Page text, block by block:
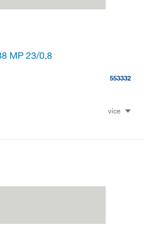
MP 23/0,8
553332
více